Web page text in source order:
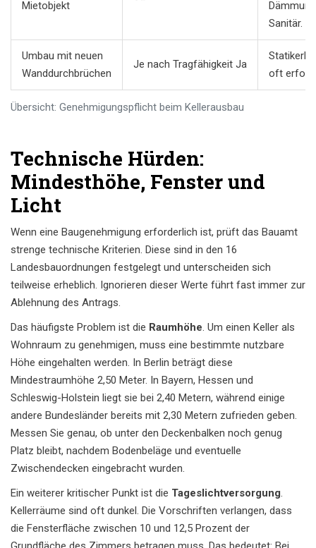
Übersicht: Genehmigungspflicht beim Kellerausbau
Mietobjekt
Sanitär.
Umbau mit neuen
Wanddurchbrüchen
Je nach Tragfähigkeit Ja
oft
Technische Hürden:
Mindesthöhe, Fenster und
Licht
Wenn eine Baugenehmigung erforderlich ist, prüft das Bauamt
strenge technische Kriterien. Diese sind in den 16
Landesbauordnungen festgelegt und unterscheiden sich
teilweise erheblich. Ignorieren dieser Werte führt fast immer zur
Ablehnung des Antrags.
Das häufigste Problem ist die Raumhöhe. Um einen Keller als
Wohnraum zu genehmigen, muss eine bestimmte nutzbare
Höhe eingehalten werden. In Berlin beträgt diese
Mindestraumhöhe 2,50 Meter. In Bayern, Hessen und
Schleswig-Holstein liegt sie bei 2,40 Metern, während einige
andere Bundesländer bereits mit 2,30 Metern zufrieden geben.
Messen Sie genau, ob unter den Deckenbalken noch genug
Platz bleibt, nachdem Bodenbeläge und eventuelle
Zwischendecken eingebracht wurden.
Ein weiterer kritischer Punkt ist die Tageslichtversorgung.
Kellerräume sind oft dunkel. Die Vorschriften verlangen, dass
die Fensterfläche zwischen 10 und 12,5 Prozent der